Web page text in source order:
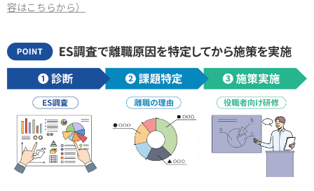
容はこちらから）